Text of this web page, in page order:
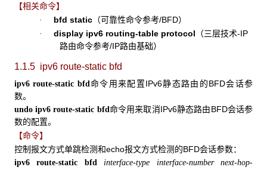
【相关命令】
· bfd static（可靠性命令参考/BFD）
· display ipv6 routing-table protocol （三层技术-IP
路由命令参考/IP路由基础）
1.1.5 ipv6 route-static bfd
ipv6 route-static bfd 命令用来配置IPv6静态路由的BFD会话参
数。
undo ipv6 route-static bfd命令用来取消IPv6静态路由BFD会话参
数的配置。
【命令】
控制报文方式单跳检测和echo报文方式检测的BFD会话参数：
ipv6 route-static bfdinterface-type interface-number next-hop-